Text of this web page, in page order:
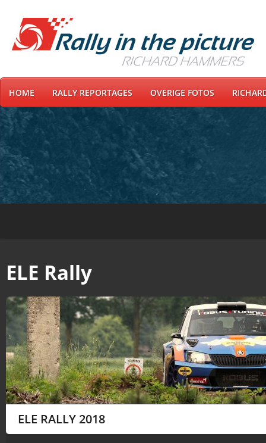
HOME RALLY REPORTAGES OVERIGE FOTOS
ELE Rally
ELE RALLY 2018